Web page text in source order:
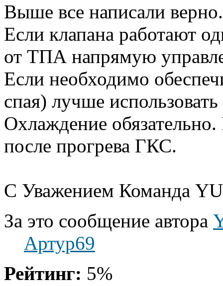
Выше все написали верно.
Если клапана работают
от ТПА напрямую
Если необходимо
спая) лучше
Охлаждение
после прогрева ГКС.
С Уважением Команда
За это сообщение автора
Артур69
Рейтинг: 5%